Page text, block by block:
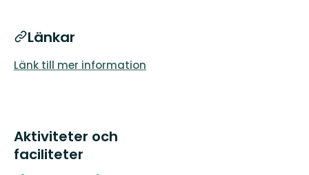
Länkar
Länk till mer information
Aktiviteter och
faciliteter